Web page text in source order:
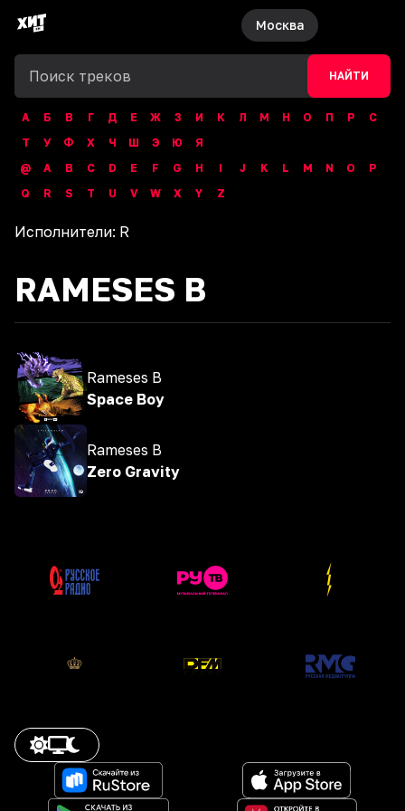
Москва
НАЙТИ
А Б В Г Д Е Ж З И К Л М Н О П Р
С
Т
У Ф Х Ч Ш Э Ю
Я
@
A B C D E F G H I J K L M N O
P
Q
R S T U V W X Y Z
Исполнители: R
RAMESES B
Rameses B
Space Boy
Rameses B
Zero Gravity